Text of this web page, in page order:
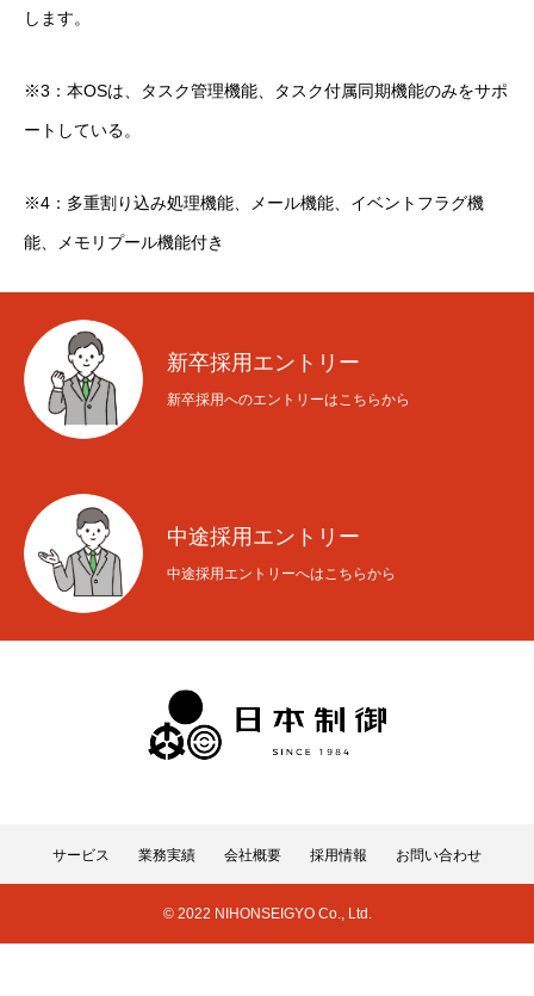
します。
※3：本OSは、タスク管理機能、タスク付属同期機能のみをサポ
ートしている。
※4：多重割り込み処理機能、メール機能、イベントフラグ機
能、メモリプール機能付き
新卒採用エントリー
新卒採用へのエントリーはこちらから
中途採用エントリー
中途採用エントリーへはこちらから
サービス 業務実績 会社概要 採用情報 お問い合わせ
© 2022 NIHONSEIGYO Co., Ltd.